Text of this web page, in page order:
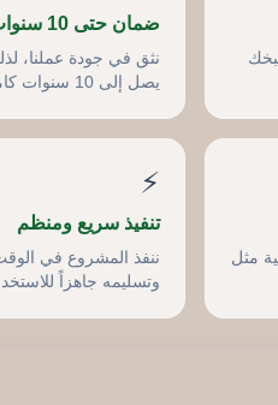
ضمان حتى 10 سنوات
نثق في جودة عملنا،
يصل إلى 10 سنوات كاملة.
مثل
⚡
تنفيذ سريع ومنظم
ننفذ المشروع في
وتسليمه جاهزاً